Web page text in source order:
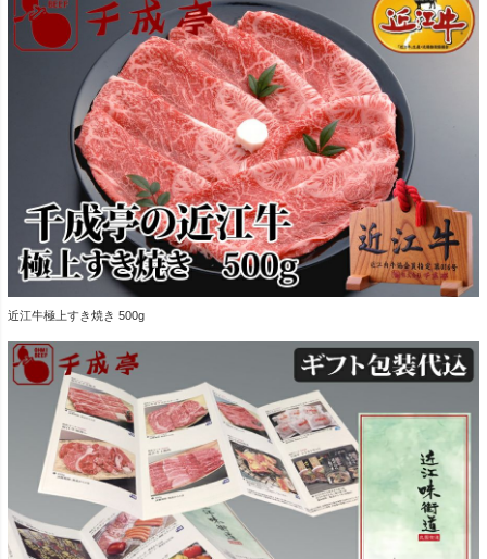
近江牛極上すき焼き 500g